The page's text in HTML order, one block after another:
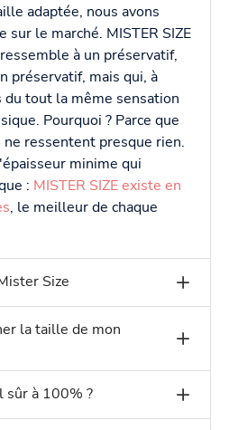
adaptée, nous avons
sur le marché. MISTER SIZE
à un préservatif,
préservatif, mais qui, à
du tout la même sensation
Pourquoi ? Parce que
ressentent presque rien.
minime qui
: MISTER SIZE existe en
, le meilleur de chaque
Size
la taille de mon
à 100% ?